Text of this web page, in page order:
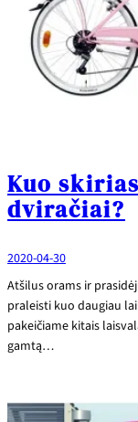
Kuo
dviračiai?
2020-04-30
Atšilus orams ir
praleisti kuo daugiau
pakeičiame kitais
gamtą…